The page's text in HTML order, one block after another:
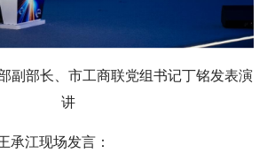
副部长、市工商联党组书记丁铭发表演
讲
承江现场发言：